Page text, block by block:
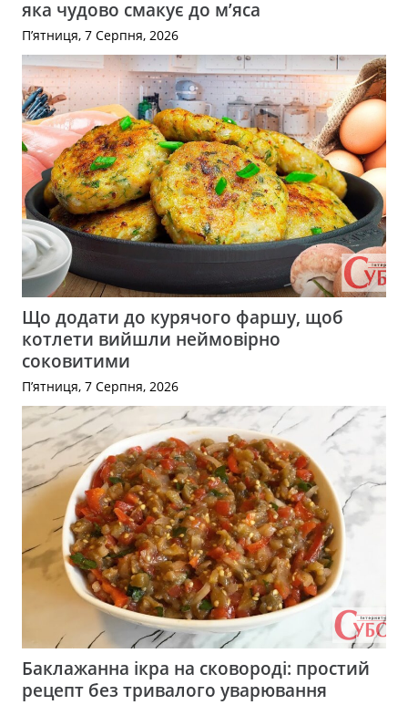
яка чудово смакує до м’яса
П’ятниця, 7 Серпня, 2026
Що додати до курячого фаршу, щоб
котлети вийшли неймовірно
соковитими
П’ятниця, 7 Серпня, 2026
Баклажанна ікра на сковороді: простий
рецепт без тривалого уварювання